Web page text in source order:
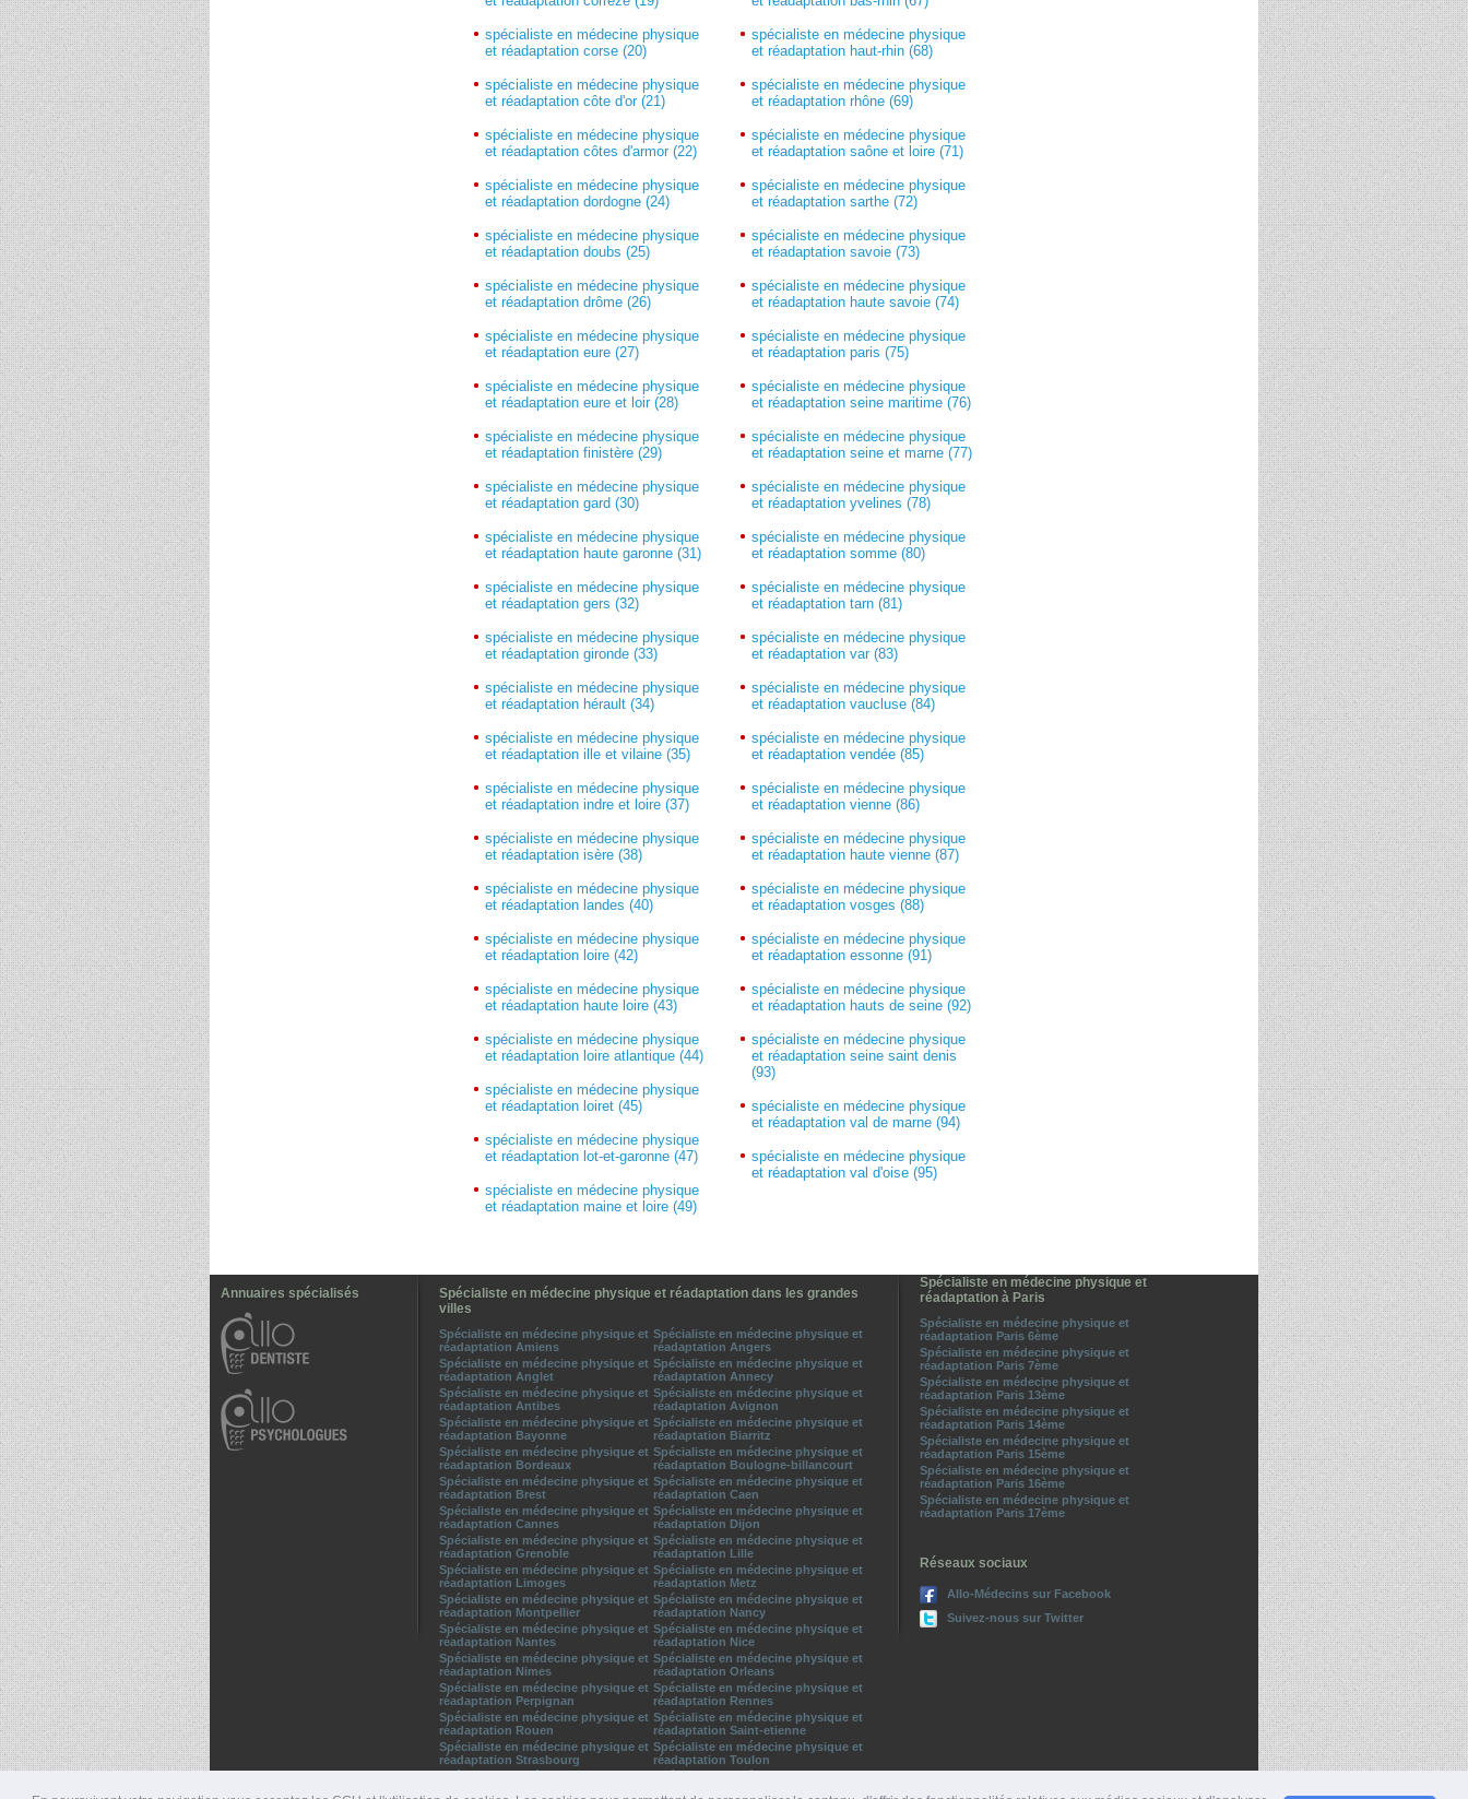
spécialiste en médecine physique
et réadaptation corse (20)
spécialiste en médecine physique
et réadaptation côte d'or (21)
spécialiste en médecine physique
et réadaptation côtes d'armor (22)
spécialiste en médecine physique
et réadaptation dordogne (24)
spécialiste en médecine physique
et réadaptation doubs (25)
spécialiste en médecine physique
et réadaptation drôme (26)
spécialiste en médecine physique
et réadaptation eure (27)
spécialiste en médecine physique
et réadaptation eure et loir (28)
spécialiste en médecine physique
et réadaptation finistère (29)
spécialiste en médecine physique
et réadaptation gard (30)
spécialiste en médecine physique
et réadaptation haute garonne (31)
spécialiste en médecine physique
et réadaptation gers (32)
spécialiste en médecine physique
et réadaptation gironde (33)
spécialiste en médecine physique
et réadaptation hérault (34)
spécialiste en médecine physique
et réadaptation ille et vilaine (35)
spécialiste en médecine physique
et réadaptation indre et loire (37)
spécialiste en médecine physique
et réadaptation isère (38)
spécialiste en médecine physique
et réadaptation landes (40)
spécialiste en médecine physique
et réadaptation loire (42)
spécialiste en médecine physique
et réadaptation haute loire (43)
spécialiste en médecine physique
et réadaptation loire atlantique (44)
spécialiste en médecine physique
et réadaptation loiret (45)
spécialiste en médecine physique
et réadaptation lot-et-garonne (47)
spécialiste en médecine physique
et réadaptation maine et loire (49)
spécialiste en médecine physique
et réadaptation haut-rhin (68)
spécialiste en médecine physique
et réadaptation rhône (69)
spécialiste en médecine physique
et réadaptation saône et loire (71)
spécialiste en médecine physique
et réadaptation sarthe (72)
spécialiste en médecine physique
et réadaptation savoie (73)
spécialiste en médecine physique
et réadaptation haute savoie (74)
spécialiste en médecine physique
et réadaptation paris (75)
spécialiste en médecine physique
et réadaptation seine maritime (76)
spécialiste en médecine physique
et réadaptation seine et marne (77)
spécialiste en médecine physique
et réadaptation yvelines (78)
spécialiste en médecine physique
et réadaptation somme (80)
spécialiste en médecine physique
et réadaptation tarn (81)
spécialiste en médecine physique
et réadaptation var (83)
spécialiste en médecine physique
et réadaptation vaucluse (84)
spécialiste en médecine physique
et réadaptation vendée (85)
spécialiste en médecine physique
et réadaptation vienne (86)
spécialiste en médecine physique
et réadaptation haute vienne (87)
spécialiste en médecine physique
et réadaptation vosges (88)
spécialiste en médecine physique
et réadaptation essonne (91)
spécialiste en médecine physique
et réadaptation hauts de seine (92)
spécialiste en médecine physique
et réadaptation seine saint denis
(93)
spécialiste en médecine physique
et réadaptation val de marne (94)
spécialiste en médecine physique
et réadaptation val d'oise (95)
Annuaires spécialisés
Spécialiste en médecine physique et réadaptation dans les grandes
villes
Spécialiste en médecine physique et
réadaptation Amiens
Spécialiste en médecine physique et
réadaptation Angers
Spécialiste en médecine physique et
réadaptation Anglet
Spécialiste en médecine physique et
réadaptation Annecy
Spécialiste en médecine physique et
réadaptation Antibes
Spécialiste en médecine physique et
réadaptation Avignon
Spécialiste en médecine physique et
réadaptation Bayonne
Spécialiste en médecine physique et
réadaptation Biarritz
Spécialiste en médecine physique et
réadaptation Bordeaux
Spécialiste en médecine physique et
réadaptation Boulogne-billancourt
Spécialiste en médecine physique et
réadaptation Brest
Spécialiste en médecine physique et
réadaptation Caen
Spécialiste en médecine physique et
réadaptation Cannes
Spécialiste en médecine physique et
réadaptation Dijon
Spécialiste en médecine physique et
réadaptation Grenoble
Spécialiste en médecine physique et
réadaptation Lille
Spécialiste en médecine physique et
réadaptation Limoges
Spécialiste en médecine physique et
réadaptation Metz
Spécialiste en médecine physique et
réadaptation Montpellier
Spécialiste en médecine physique et
réadaptation Nancy
Spécialiste en médecine physique et
réadaptation Nantes
Spécialiste en médecine physique et
réadaptation Nice
Spécialiste en médecine physique et
réadaptation Nimes
Spécialiste en médecine physique et
réadaptation Orleans
Spécialiste en médecine physique et
réadaptation Perpignan
Spécialiste en médecine physique et
réadaptation Rennes
Spécialiste en médecine physique et
réadaptation Rouen
Spécialiste en médecine physique et
réadaptation Saint-etienne
Spécialiste en médecine physique et
réadaptation Strasbourg
Spécialiste en médecine physique et
réadaptation Toulon
Spécialiste en médecine physique et
réadaptation à Paris
Spécialiste en médecine physique et
réadaptation Paris 6ème
Spécialiste en médecine physique et
réadaptation Paris 7ème
Spécialiste en médecine physique et
réadaptation Paris 13ème
Spécialiste en médecine physique et
réadaptation Paris 14ème
Spécialiste en médecine physique et
réadaptation Paris 15ème
Spécialiste en médecine physique et
réadaptation Paris 16ème
Spécialiste en médecine physique et
réadaptation Paris 17ème
Réseaux sociaux
Allo-Médecins sur Facebook
Suivez-nous sur Twitter